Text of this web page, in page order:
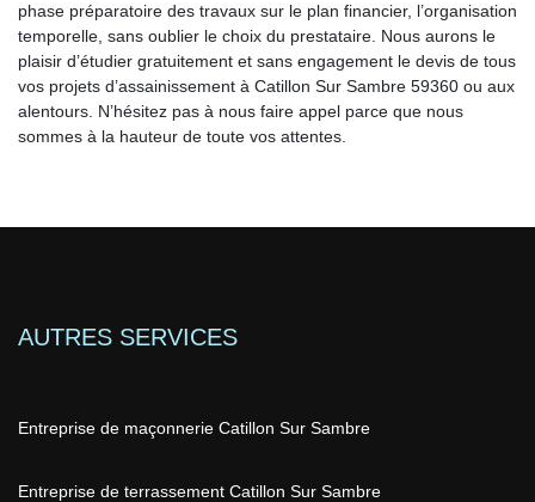
phase préparatoire des travaux sur le plan financier, l’organisation
temporelle, sans oublier le choix du prestataire. Nous aurons le
plaisir d’étudier gratuitement et sans engagement le devis de tous
vos projets d’assainissement à Catillon Sur Sambre 59360 ou aux
alentours. N’hésitez pas à nous faire appel parce que nous
sommes à la hauteur de toute vos attentes.
AUTRES SERVICES
Entreprise de maçonnerie Catillon Sur Sambre
Entreprise de terrassement Catillon Sur Sambre